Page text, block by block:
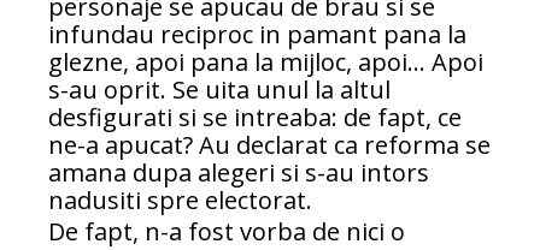
personaje se apucau de brau si se
infundau reciproc in pamant pana la
glezne, apoi pana la mijloc, apoi... Apoi
s-au oprit. Se uita unul la altul
desfigurati si se intreaba: de fapt, ce
ne-a apucat? Au declarat ca reforma se
amana dupa alegeri si s-au intors
nadusiti spre electorat.
De fapt, n-a fost vorba de nici o